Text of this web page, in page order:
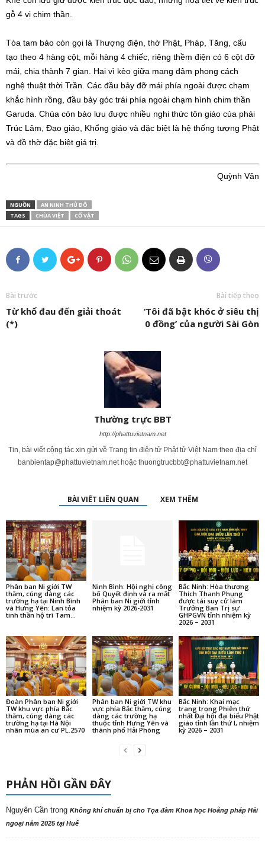
gỗ 4 vị chim thần.
Tòa tam bảo còn gọi là Thượng điện, thờ Phật, Pháp, Tăng, cấu
tạo theo 4 hàng cột, mỗi hàng 4 chiếc, riêng thềm điện có 6 cột đỡ
mái, chia thành 7 gian. Hai vì kèo giữa mang đậm phong cách
nghệ thuật thời Trần. Các đầu bảy đỡ mái phía ngoài được chạm
khắc hình rồng, đầu bảy góc trái phía ngoài chạm hình chim thần
Garuda. Chùa còn bảo lưu được nhiều nghi thức tôn giáo của phái
Trúc Lâm, Đạo giáo, Khổng giáo và đặc biệt là hệ thống tượng Phật
và đồ thờ đặc biệt giá trị.
Quỳnh Vân
NGUỒN
AN NINH THỦ ĐÔ
TAGS
CHÙA VIỆT CỔ VẬT
Bài trước
Từ khổ đau đến giải thoát
(*)
Bài tiếp theo
‘Tôi đã bật khóc ở siêu thị
0 đồng’ của người Sài Gòn
Thường trực BBT
http://phattuvietnam.net
Tin, bài viết cộng tác xin gửi về Trang tin điện tử Phật tử Việt Nam theo địa chỉ
banbientap@phattuvietnam.nethoặc thuongtrucbbt@phattuvietnam.net
BÀI VIẾT LIÊN QUAN XEM THÊM
Phân ban Ni giới TW
thăm, cúng dàng các
trường hạ tại Ninh Bình
và Hưng Yên: Lan tỏa
tinh thần hộ trì Tam...
Ninh Bình: Hội nghị công
bố Quyết định và ra mắt
Phân ban Ni giới tỉnh
nhiệm kỳ 2026-2031
Bắc Ninh: Hòa thượng
Thích Thanh Phụng
được tái suy cử làm
Trưởng Ban Trị sự
GHPGVN tỉnh nhiệm kỳ
2026 – 2031
Đoàn Phân ban Ni giới
TW khu vực phía Bắc
thăm, cúng dàng các
trường hạ tại Hà Nội
nhân mùa an cư PL.2570
Phân ban Ni giới TW khu
vực phía Bắc thăm, cúng
dàng các trường hạ
thuộc tỉnh Hưng Yên và
thành phố Hải Phòng
Bắc Ninh: Khai mạc
trang trọng Phiên thứ
nhất Đại hội đại biểu Phật
giáo tỉnh lần thứ I, nhiệm
kỳ 2026 – 2031
PHẢN HỒI GẦN ĐÂY
Nguyên Cần trong Không khí chuẩn bị cho Tọa đàm Khoa học Hoằng pháp Hải
ngoại năm 2025 tại Huế